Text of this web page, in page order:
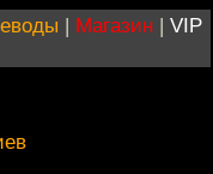
| Магазин | VIP